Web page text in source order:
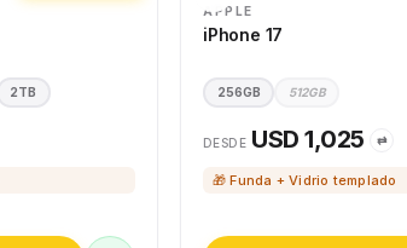
2TB
APPLE
iPhone 17
256GB 512GB
DESDE USD 1,025 ⇄
🎁 Funda + Vidrio templado